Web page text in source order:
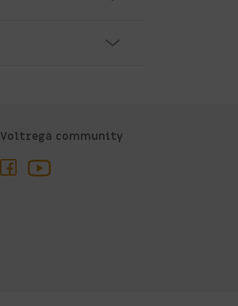
Voltregà community